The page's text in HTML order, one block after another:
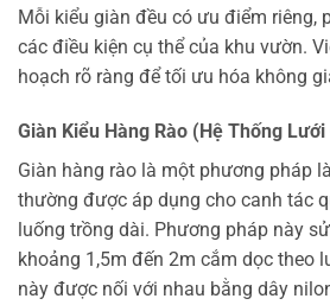
Mỗi kiểu giàn đều có ưu điểm riêng,
các điều kiện cụ thể của khu vườn.
hoạch rõ ràng để tối ưu hóa không
Giàn Kiểu Hàng Rào (Hệ Thống Lưới
Giàn hàng rào là một phương pháp
thường được áp dụng cho canh tác
luống trồng dài. Phương pháp này
khoảng 1,5m đến 2m cắm dọc theo
này được nối với nhau bằng dây